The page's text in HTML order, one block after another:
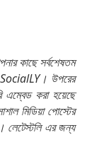
কাছে সর্বশেষতম
SocialLY। উপরের
এম্বেড করা হয়েছে
মিডিয়া পোস্টের
লেটেস্টলি এর জন্য